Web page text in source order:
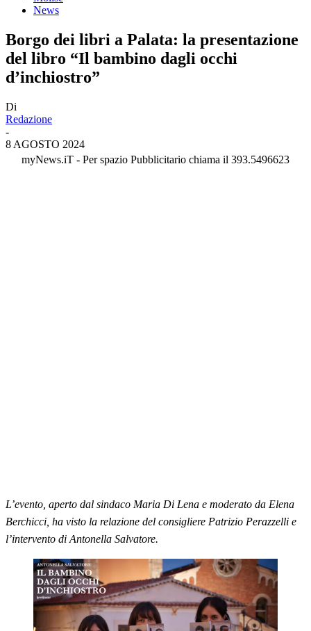
News
Borgo dei libri a Palata: la presentazione
del libro “Il bambino dagli occhi
d’inchiostro”
Di
Redazione
-
8 AGOSTO 2024
myNews.iT - Per spazio Pubblicitario chiama il 393.5496623
L’evento, aperto dal sindaco Maria Di Lena e moderato da Elena
Berchicci, ha visto la relazione del consigliere Patrizio Perazzelli e
l’intervento di Antonella Salvatore.